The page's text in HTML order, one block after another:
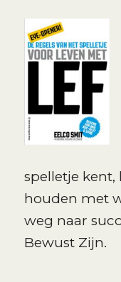
spelletje
houden met
weg naar
Bewust Zijn.